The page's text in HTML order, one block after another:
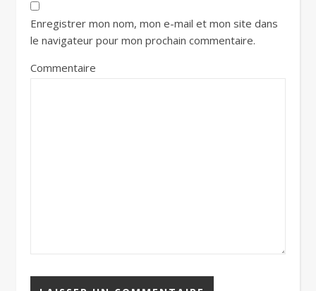
Enregistrer mon nom, mon e-mail et mon site dans
le navigateur pour mon prochain commentaire.
Commentaire